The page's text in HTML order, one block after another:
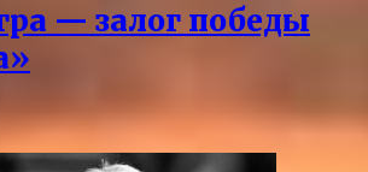
— залог победы